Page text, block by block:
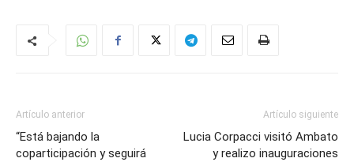
Artículo anterior
“Está bajando la
coparticipación y seguirá
Artículo siguiente
Lucia Corpacci visitó Ambato
y realizo inauguraciones